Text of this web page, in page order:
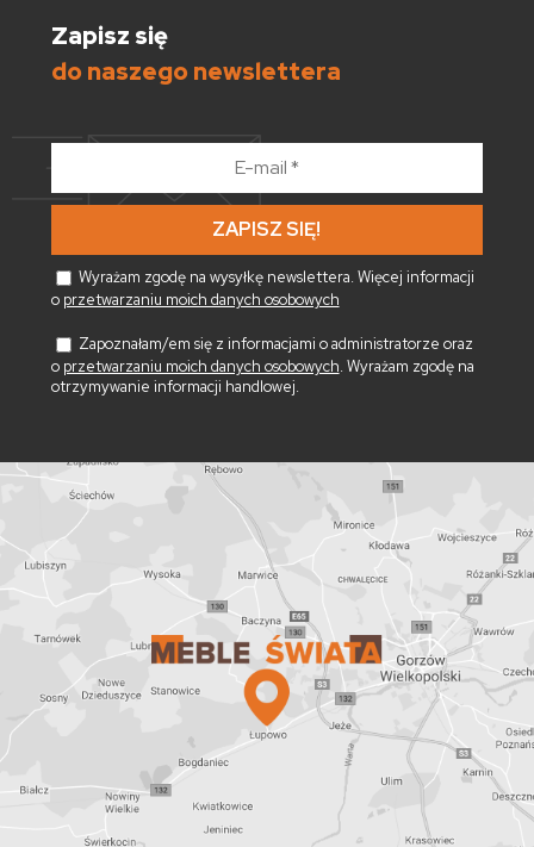
Zapisz się
do naszego newslettera
*
Wyrażam zgodę na wysyłkę newslettera. Więcej informacji
o przetwarzaniu moich danych osobowych
Zapoznałam/em się z informacjami o administratorze oraz
o przetwarzaniu moich danych osobowych. Wyrażam zgodę na
otrzymywanie informacji handlowej.